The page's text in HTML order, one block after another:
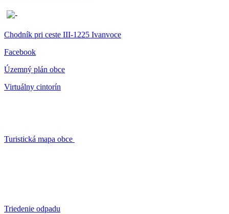
Chodník pri ceste III-1225 Ivanvoce
Facebook
Územný plán obce
Virtuálny cintorín
Turistická mapa obce
Triedenie odpadu